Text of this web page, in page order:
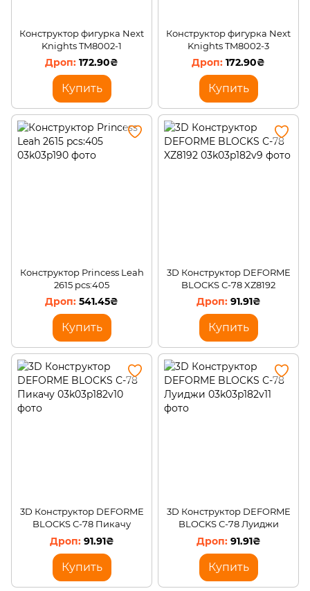
Конструктор фигурка Next
Knights TM8002-1
172.90₴
Купить
Конструктор фигурка Next
Knights TM8002-3
172.90₴
Купить
Конструктор Princess Leah
2615 pcs:405
541.45₴
Купить
3D Конструктор DEFORME
BLOCKS С-78 XZ8192
91.91₴
Купить
3D Конструктор DEFORME
BLOCKS С-78 Пикачу
91.91₴
Купить
3D Конструктор DEFORME
BLOCKS С-78 Луиджи
91.91₴
Купить